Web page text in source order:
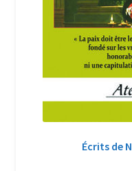
Soutien à Philippe
Suivi de la Commande
Écrits de